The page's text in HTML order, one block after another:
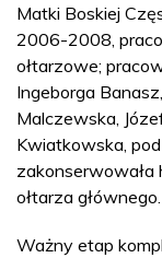
Matki Boskiej
2006-2008,
ołtarzowe;
Ingeborga
Malczewska,
Kwiatkowska, pod
zakonserwowała
ołtarza głównego.
Ważny etap